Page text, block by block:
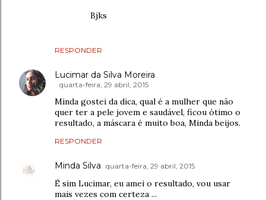
RESPONDER
Bjks
Lucimar da Silva Moreira
quarta-feira, 29 abril, 2015
Minda gostei da dica, qual é a mulher que não
quer ter a pele jovem e saudável, ficou ótimo o
resultado, a máscara é muito boa, Minda beijos.
RESPONDER
Minda Silva quarta-feira, 29 abril, 2015
É sim Lucimar, eu amei o resultado, vou usar
mais vezes com certeza ...